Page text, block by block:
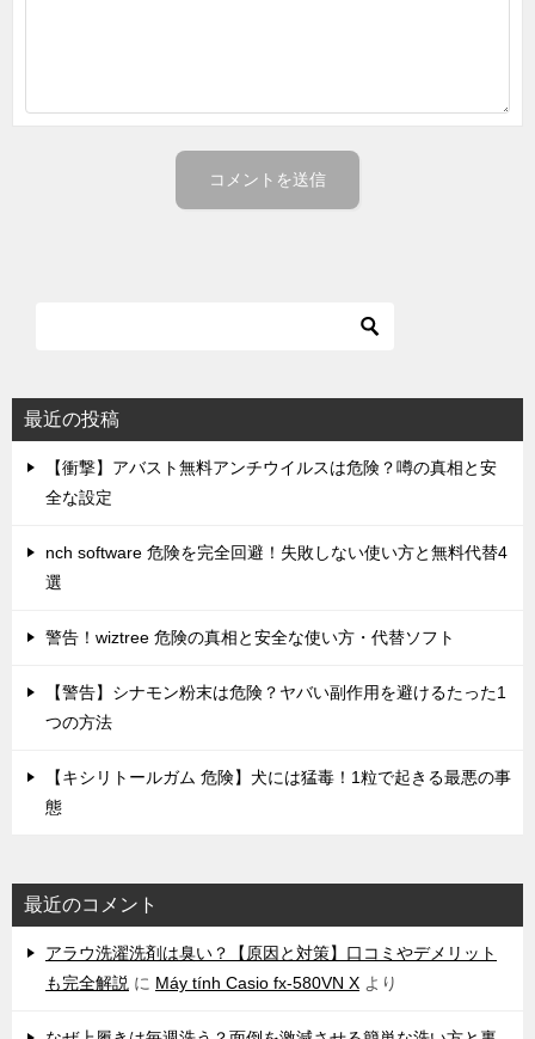
最近の投稿
【衝撃】アバスト無料アンチウイルスは危険？噂の真相と安
全な設定
nch software 危険を完全回避！失敗しない使い方と無料代替4
選
警告！wiztree 危険の真相と安全な使い方・代替ソフト
【警告】シナモン粉末は危険？ヤバい副作用を避けるたった1
つの方法
【キシリトールガム 危険】犬には猛毒！1粒で起きる最悪の事
態
最近のコメント
アラウ洗濯洗剤は臭い？【原因と対策】口コミやデメリット
も完全解説 に Máy tính Casio fx-580VN X より